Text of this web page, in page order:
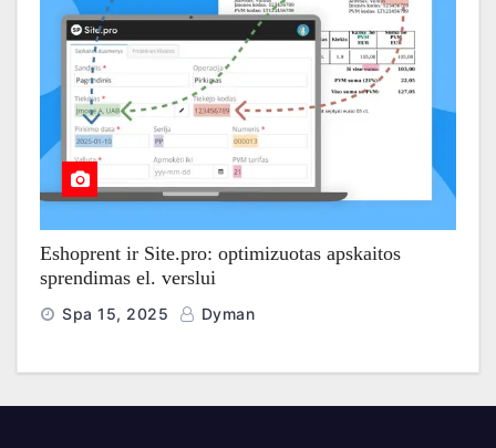
Eshoprent ir Site.pro: optimizuotas apskaitos
sprendimas el. verslui
Spa 15, 2025 Dyman